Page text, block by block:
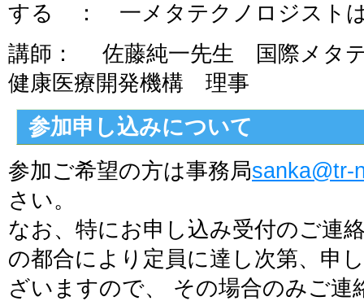
する ： 一メタテクノロジスト
講師： 佐藤純一先生 国際メタ
健康医療開発機構 理事
参加申し込みについて
参加ご希望の方は事務局sanka@tr-
さい。
なお、特にお申し込み受付のご連
の都合により定員に達し次第、申
ざいますので、 その場合のみご